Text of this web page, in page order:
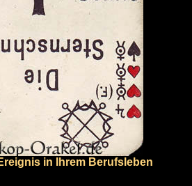
in Ihrem Berufsleben